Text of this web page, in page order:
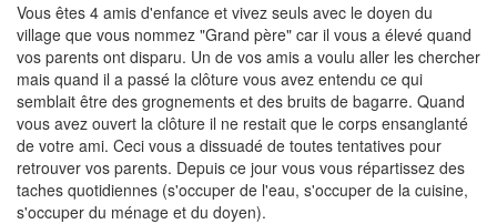
Vous êtes 4 amis d'enfance et vivez seuls avec le doyen du
village que vous nommez "Grand père" car il vous a élevé quand
vos parents ont disparu. Un de vos amis a voulu aller les chercher
mais quand il a passé la clôture vous avez entendu ce qui
semblait être des grognements et des bruits de bagarre. Quand
vous avez ouvert la clôture il ne restait que le corps ensanglanté
de votre ami. Ceci vous a dissuadé de toutes tentatives pour
retrouver vos parents. Depuis ce jour vous vous répartissez des
taches quotidiennes (s'occuper de l'eau, s'occuper de la cuisine,
s'occuper du ménage et du doyen).